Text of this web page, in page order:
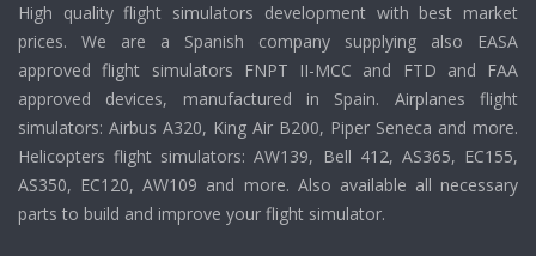
High quality flight simulators development with best market
prices. We are a Spanish company supplying also EASA
approved flight simulators FNPT II-MCC and FTD and FAA
approved devices, manufactured in Spain. Airplanes flight
simulators: Airbus A320, King Air B200, Piper Seneca and more.
Helicopters flight simulators: AW139, Bell 412, AS365, EC155,
AS350, EC120, AW109 and more. Also available all necessary
parts to build and improve your flight simulator.